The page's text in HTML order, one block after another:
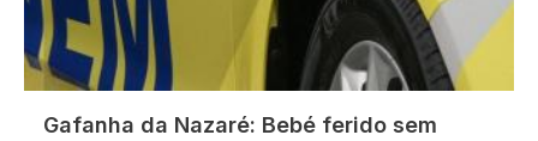
Gafanha da Nazaré: Bebé ferido sem